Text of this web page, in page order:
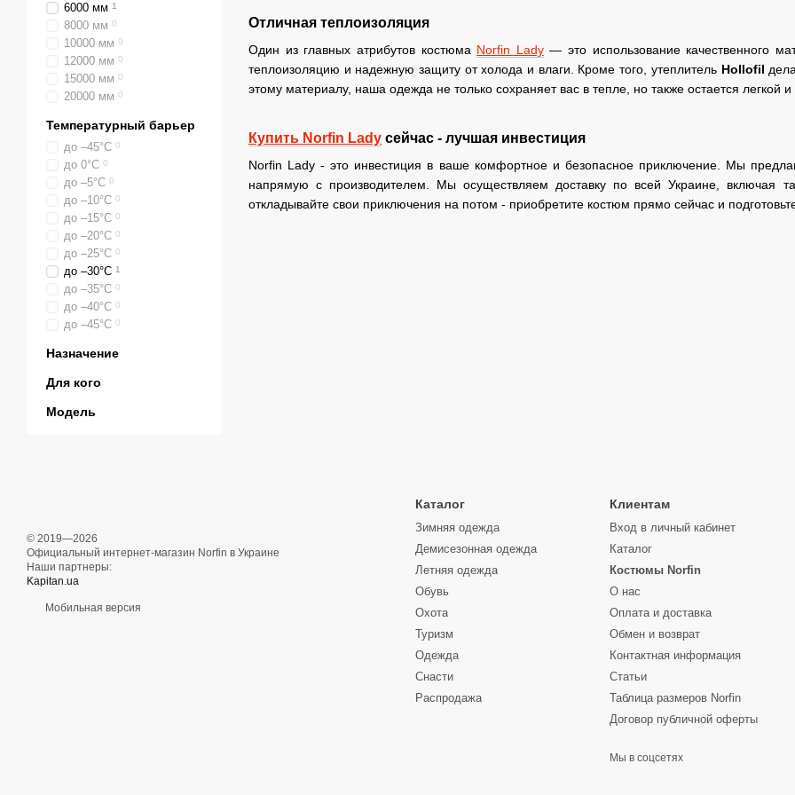
Отличная теплоизоляция
Один из главных атрибутов костюма Norfin Lady— это использование качественного
теплоизоляцию и надежную защиту от холода и влаги. Кроме того, утеплитель Hollofil
этому материалу, наша одежда не только сохраняет вас в тепле, но также остается легкой
Купить Norfin Lady сейчас - лучшая инвестиция
Norfin Lady - это инвестиция в ваше комфортное и безопасное приключение. Мы
напрямую с производителем. Мы осуществляем доставку по всей Украине, включая
откладывайте свои приключения на потом - приобретите костюм прямо сейчас и
6000 мм 1
8000 мм 0
10000 мм 0
12000 мм 0
15000 мм 0
20000 мм 0
Температурный барьер
до –45°C 0
до 0°C 0
до –5°C 0
до –10°C 0
до –15°C 0
до –20°C 0
до –25°C 0
до –30°C 1
до –35°C 0
до –40°C 0
до –45°С 0
Назначение
Для кого
Модель
© 2019—2026
Официальный интернет-магазин Norfin в Украине
Наши партнеры:
Kapitan.ua
Мобильная версия
Каталог
Зимняя одежда
Демисезонная одежда
Летняя одежда
Обувь
Охота
Туризм
Одежда
Снасти
Распродажа
Клиентам
Вход в личный кабинет
Каталог
Костюмы Norfin
О нас
Оплата и доставка
Обмен и возврат
Контактная информация
Статьи
Таблица размеров Norfin
Договор публичной оферты
Мы в соцсетях